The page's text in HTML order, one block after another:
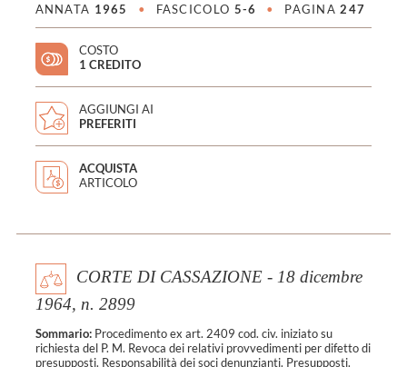
ANNATA 1965 • FASCICOLO 5-6 • PAGINA247
COSTO
1 CREDITO
AGGIUNGI AI
PREFERITI
ACQUISTA
ARTICOLO
CORTE DI CASSAZIONE - 18 dicembre
1964, n. 2899
Sommario:Procedimento ex art. 2409 cod. civ. iniziato su
richiesta del P. M. Revoca dei relativi provvedimenti per difetto di
presupposti. Responsabilità dei soci denunzianti. Presupposti.